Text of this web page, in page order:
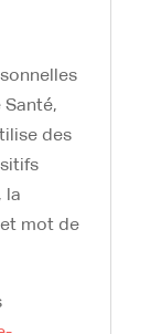
Santé,
des
la
mot de